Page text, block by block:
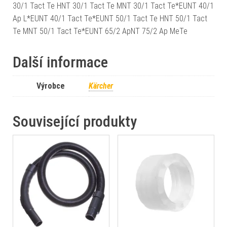
30/1 Tact Te HNT 30/1 Tact Te MNT 30/1 Tact Te*EUNT 40/1
Ap L*EUNT 40/1 Tact Te*EUNT 50/1 Tact Te HNT 50/1 Tact
Te MNT 50/1 Tact Te*EUNT 65/2 ApNT 75/2 Ap MeTe
Další informace
Výrobce Kärcher
Související produkty